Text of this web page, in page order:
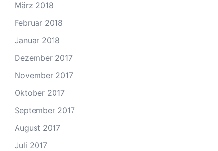
März 2018
Februar 2018
Januar 2018
Dezember 2017
November 2017
Oktober 2017
September 2017
August 2017
Juli 2017